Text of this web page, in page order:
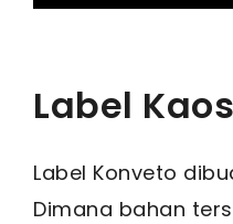
Label
Label Konveto
Dimana bahan